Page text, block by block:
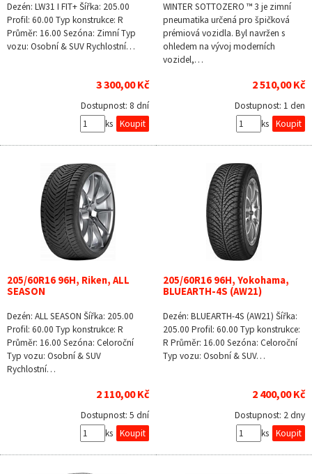
Dezén: LW31 I FIT+ Šířka: 205.00
Profil: 60.00 Typ konstrukce: R
Průměr: 16.00 Sezóna: Zimní Typ
vozu: Osobní & SUV Rychlostní…
3 300,00 Kč
Dostupnost: 8 dní
ks
WINTER SOTTOZERO ™ 3 je zimní
pneumatika určená pro špičková
prémiová vozidla. Byl navržen s
ohledem na vývoj moderních
vozidel,…
2 510,00 Kč
Dostupnost: 1 den
ks
205/60R16 96H, Riken, ALL
SEASON
Dezén: ALL SEASON Šířka: 205.00
Profil: 60.00 Typ konstrukce: R
Průměr: 16.00 Sezóna: Celoroční
Typ vozu: Osobní & SUV
Rychlostní…
2 110,00 Kč
Dostupnost: 5 dní
ks
205/60R16 96H, Yokohama,
BLUEARTH-4S (AW21)
Dezén: BLUEARTH-4S (AW21) Šířka:
205.00 Profil: 60.00 Typ konstrukce:
R Průměr: 16.00 Sezóna: Celoroční
Typ vozu: Osobní & SUV…
2 400,00 Kč
Dostupnost: 2 dny
ks